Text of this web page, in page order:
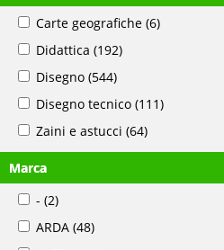
Carte geografiche (6)
Didattica (192)
Disegno (544)
Disegno tecnico (111)
Zaini e astucci (64)
Marca
- (2)
ARDA (48)